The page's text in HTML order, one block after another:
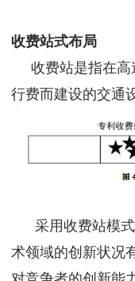
收费站式布局
收费站是指在高
行费而建设的交通
采用收费站模式
术领域的创新状况